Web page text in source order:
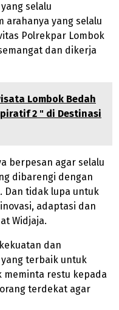
selalu
arahanya yang selalu
Polrekpar Lombok
dan dikerja
Lombok Bedah
2 " di Destinasi
berpesan agar selalu
dibarengi dengan
Dan tidak lupa untuk
adaptasi dan
Widjaja.
dan
terbaik untuk
meminta restu kepada
terdekat agar